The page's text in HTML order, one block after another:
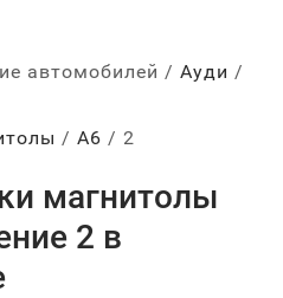
автомобилей
Ауди
А6 2
магнитолы
2 в